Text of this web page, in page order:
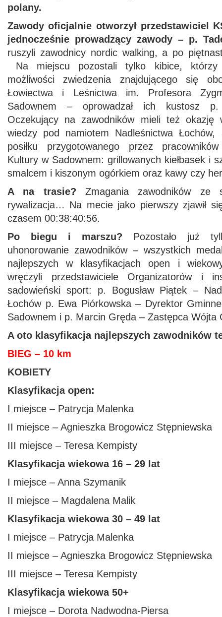
polany.
Zawody oficjalnie otworzył przedstawiciel
jednocześnie prowadzący zawody – p.
ruszyli zawodnicy nordic walking, a po
Na miejscu pozostali tylko kibice,
możliwości zwiedzenia znajdującego się
Łowiectwa i Leśnictwa im. Profesora
Sadownem – oprowadzał ich kustosz p.
Oczekujący na zawodników mieli też okazję
wiedzy pod namiotem Nadleśnictwa
posiłku przygotowanego przez
Kultury w Sadownem: grillowanych kiełbasek i
smalcem i kiszonym ogórkiem oraz kawy czy
A na trasie? Zmagania zawodników ze
rywalizacja… Na mecie jako pierwszy zjawił
czasem 00:38:40:56.
Po biegu i marszu? Pozostało już
uhonorowanie zawodników – wszystkich
najlepszych w klasyfikacjach open i
wręczyli przedstawiciele Organizatorów i
sadowieński sport: p. Bogusław Piątek –
Łochów p. Ewa Piórkowska – Dyrektor
Sadownem i p. Marcin Gręda – Zastępca Wójta
A oto klasyfikacja najlepszych zawodników
BIEG – 10 km
KOBIETY
Klasyfikacja open:
I miejsce – Patrycja Malenka
II miejsce – Agnieszka Brogowicz Stępniewska
III miejsce – Teresa Kempisty
Klasyfikacja wiekowa 16 – 29 lat
I miejsce – Anna Szymanik
II miejsce – Magdalena Malik
Klasyfikacja wiekowa 30 – 49 lat
I miejsce – Patrycja Malenka
II miejsce – Agnieszka Brogowicz Stępniewska
III miejsce – Teresa Kempisty
Klasyfikacja wiekowa 50+
I miejsce – Dorota Nadwodna-Piersa